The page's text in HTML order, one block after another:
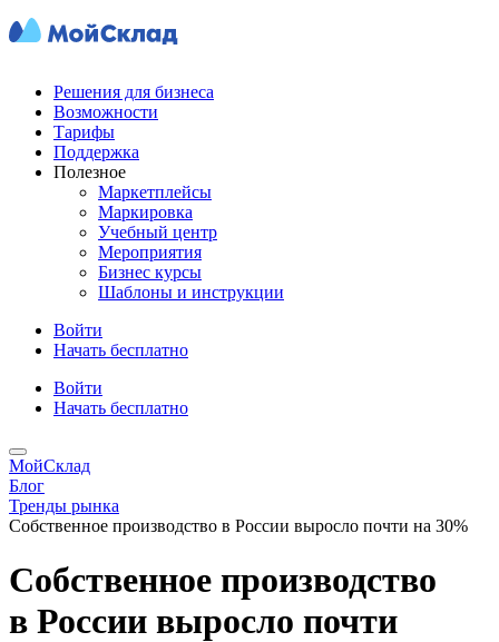
Решения для бизнеса
Возможности
Тарифы
Поддержка
Полезное
Маркетплейсы
Маркировка
Учебный центр
Мероприятия
Бизнес курсы
Шаблоны и инструкции
Войти
Начать бесплатно
Войти
Начать бесплатно
МойСклад
Блог
Тренды рынка
Собственное производство в России выросло почти на 30%
Собственное производство
в России выросло почти